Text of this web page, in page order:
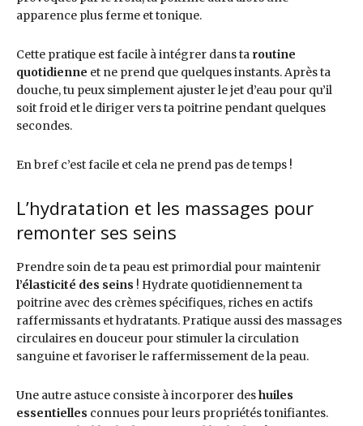
apparence plus ferme et tonique.
Cette pratique est facile à intégrer dans ta routine
quotidienne et ne prend que quelques instants. Après ta
douche, tu peux simplement ajuster le jet d’eau pour qu’il
soit froid et le diriger vers ta poitrine pendant quelques
secondes.
En bref c’est facile et cela ne prend pas de temps !
L’hydratation et les massages pour
remonter ses seins
Prendre soin de ta peau est primordial pour maintenir
l’élasticité des seins ! Hydrate quotidiennement ta
poitrine avec des crèmes spécifiques, riches en actifs
raffermissants et hydratants. Pratique aussi des massages
circulaires en douceur pour stimuler la circulation
sanguine et favoriser le raffermissement de la peau.
Une autre astuce consiste à incorporer deshuiles
essentielles connues pour leurs propriétés tonifiantes.